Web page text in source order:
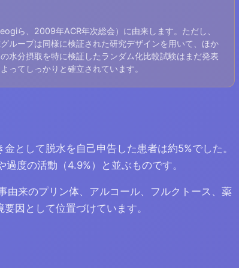
ら、2009年ACR年次総会）に由来します。ただし、
ループは同様に検証された研究デザインを用いて、ほか
水分摂取を特に検証したランダム化比較試験はまだ発表
ってしっかりと確立されています。
として脱水を自己申告した患者は約5%でした。
度の活動（4.9%）と並ぶものです。
由来のプリン体、アルコール、フルクトース、薬
因として位置づけています。